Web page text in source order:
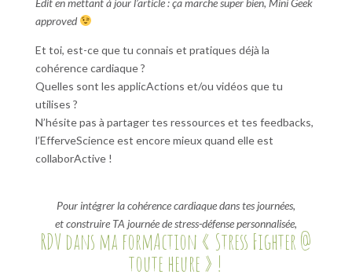
approved
Et toi, est-ce que tu connais et pratiques déjà la
cohérence cardiaque ?
Quelles sont les applicActions et/ou vidéos que tu
utilises ?
N’hésite pas à partager tes ressources et tes feedbacks,
l’EfferveScience est encore mieux quand elle est
collaborActive !
Pour intégrer la cohérence cardiaque dans tes journées,
et construire TA journée de stress-défense personnalisée,
RDV dans ma formAction « Stress Fighter @
toute heure » !